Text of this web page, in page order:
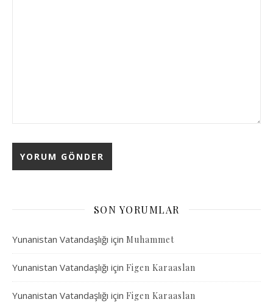
SON YORUMLAR
Yunanistan Vatandaşlığı için Muhammet
Yunanistan Vatandaşlığı için Figen Karaaslan
Yunanistan Vatandaşlığı için Figen Karaaslan